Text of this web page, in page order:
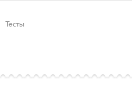
Тесты